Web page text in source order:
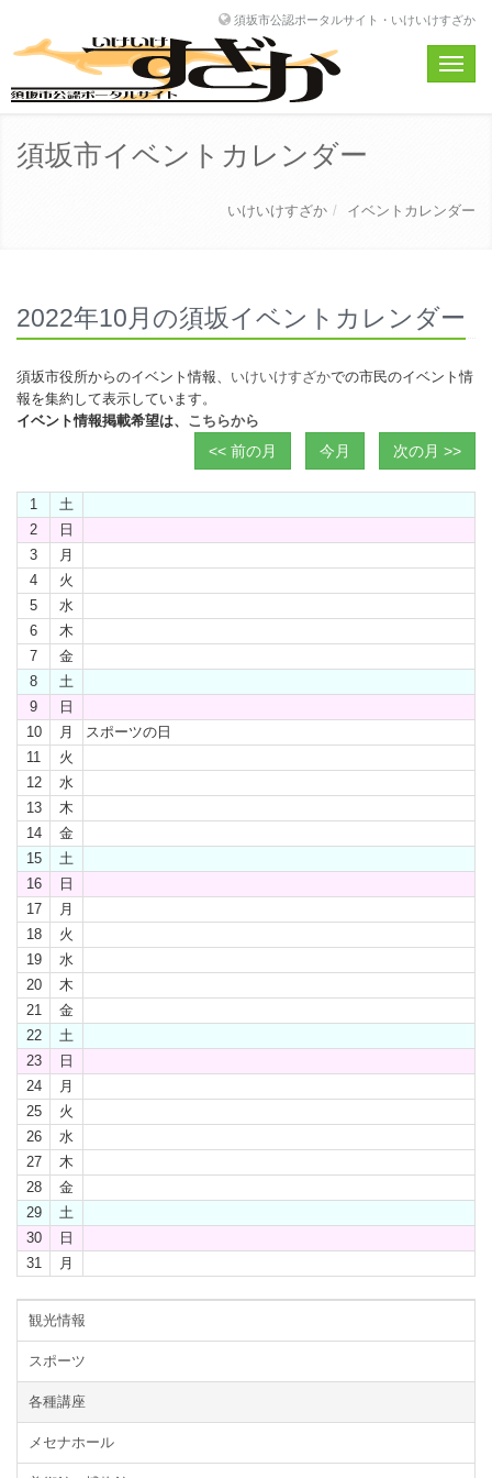
須坂市公認ポータルサイト・いけいけすざか
Toggle
須坂市イベントカレンダー
いけいけすざか イベントカレンダー
2022年10月の須坂イベントカレンダー
須坂市役所からのイベント情報、 いけいけすざかでの市民のイベント情
報を集約して表示しています。
イベント情報掲載希望は、 こちらから
<< 前の月 今月 次の月 >>
1
土
2
日
3
月
4
火
5
水
6
木
7
金
8
土
9
日
10
月
スポーツの日
11
火
12
水
13
木
14
金
15
土
16
日
17
月
18
火
19
水
20
木
21
金
22
土
23
日
24
月
25
火
26
水
27
木
28
金
29
土
30
日
31
月
観光情報
スポーツ
各種講座
メセナホール